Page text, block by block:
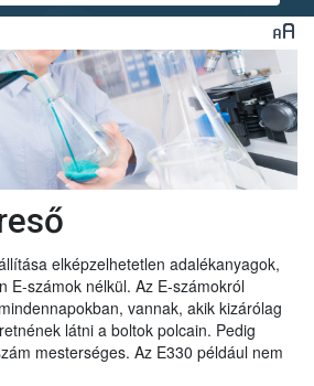
elképzelhetetlen adalékanyagok,
E-számok nélkül. Az E-számokról
vannak, akik kizárólag
látni a boltok polcain. Pedig
mesterséges. Az E330 például nem